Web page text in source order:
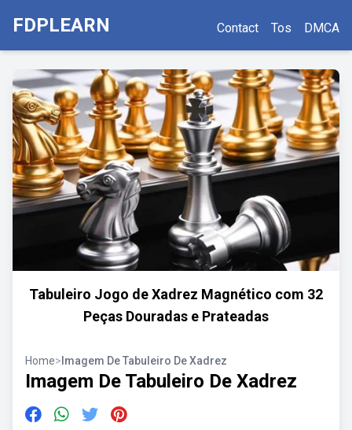
FDPLEARN Contact Tos DMCA
Tabuleiro Jogo de Xadrez Magnético com 32
Peças Douradas e Prateadas
Home> Imagem De Tabuleiro De Xadrez
Imagem De Tabuleiro De Xadrez